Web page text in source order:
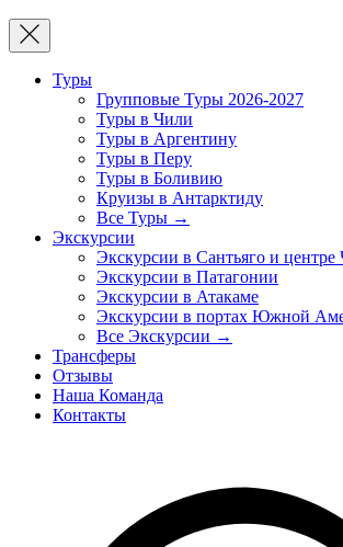
Туры
Групповые Туры 2026-2027
Туры в Чили
Туры в Аргентину
Туры в Перу
Туры в Боливию
Круизы в Антарктиду
Все Туры →
Экскурсии
Экскурсии в Сантьяго и центре
Экскурсии в Патагонии
Экскурсии в Атакаме
Экскурсии в портах Южной
Все Экскурсии →
Трансферы
Отзывы
Наша Команда
Контакты